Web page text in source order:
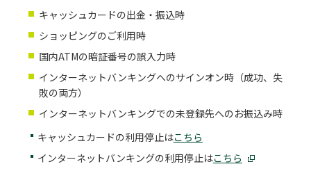
キャッシュカードの出金・振込時
ショッピングのご利用時
国内ATMの暗証番号の誤入力時
インターネットバンキングへのサインオン時（成功、失
敗の両方）
インターネットバンキングでの未登録先へのお振込み時
キャッシュカードの利用停止はこちら
インターネットバンキングの利用停止はこちら